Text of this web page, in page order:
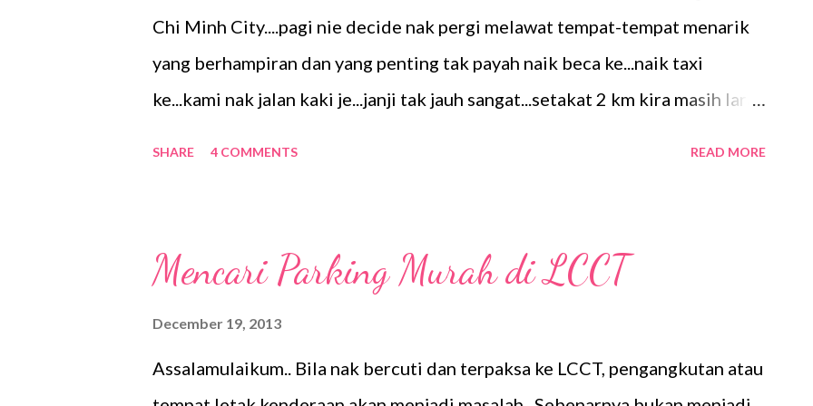
Chi Minh City....pagi nie decide nak pergi melawat tempat-tempat menarik
yang berhampiran dan yang penting tak payah naik beca ke...naik taxi
ke...kami nak jalan kaki je...janji tak jauh sangat...setakat 2 km kira masih larat
kenangan bersama Mr Hubby di sini Seperti biasa..my picture Kebetulan
hari ini adalah hari Ahad, maka banyaklah couple2 yang kawen membuat
SHARE 4 COMMENTS READ MORE
Mencari Parking Murah di LCCT
December 19, 2013
Assalamulaikum.. Bila nak bercuti dan terpaksa ke LCCT, pengangkutan atau